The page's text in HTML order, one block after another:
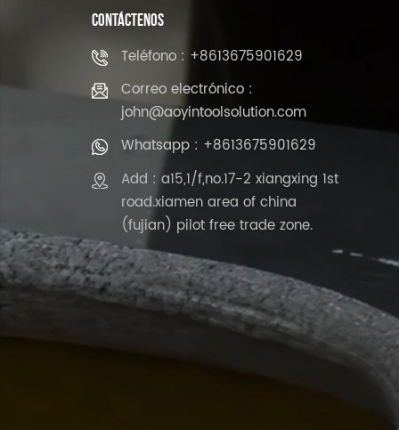
CONTÁCTENOS
Teléfono : +8613675901629
Correo electrónico :
john@aoyintoolsolution.com
Whatsapp : +8613675901629
Add : a15,1/f,no.17-2 xiangxing 1st
road.xiamen area of china
(fujian) pilot free trade zone.